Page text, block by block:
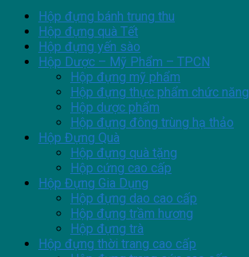
Hộp đựng bánh trung thu
Hộp đựng quà Tết
Hộp đựng yến sào
Hộp Dược – Mỹ Phẩm – TPCN
Hộp đựng mỹ phẩm
Hộp đựng thực phẩm chức năng
Hộp dược phẩm
Hộp đựng đông trùng hạ thảo
Hộp Đựng Quà
Hộp đựng quà tặng
Hộp cứng cao cấp
Hộp Đựng Gia Dụng
Hộp đựng dao cao cấp
Hộp đựng trầm hương
Hộp đựng trà
Hộp đựng thời trang cao cấp